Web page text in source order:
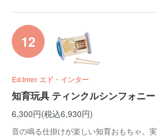
12
Ed.Inter エド・インター
知育玩具 ティンクルシンフォニー
6,300円(税込6,930円)
音の鳴る仕掛けが楽しい知育おもちゃ。